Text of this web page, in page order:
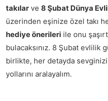
takılar ve 8 Şubat Dünya
üzerinden eşinize özel takı
hediye önerileri ile onu
bulacaksınız. 8 Şubat evlilik
birlikte, her detayda
yollarını aralayalım.